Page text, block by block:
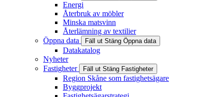
Energi
Återbruk av möbler
Minska matsvinn
Återlämning av textilier
Öppna data
Fäll ut Stäng Öppna data
Datakatalog
Nyheter
Fastigheter
Fäll ut Stäng Fastigheter
Region Skåne som fastighetsägare
Byggprojekt